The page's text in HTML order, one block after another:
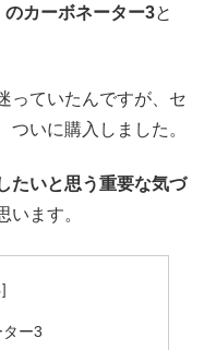
カーボネーター3と
っていたんですが、セ
いに購入しました。
たいと思う重要な気づ
います。
ー3